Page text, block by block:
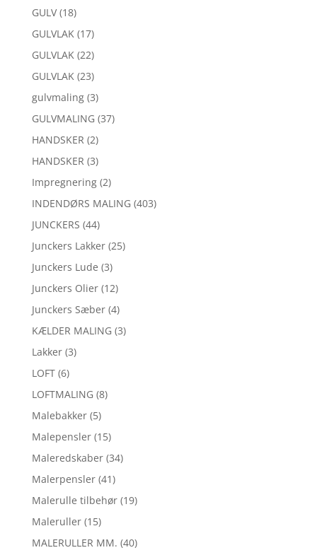
GULV (18)
GULVLAK (17)
GULVLAK (22)
GULVLAK (23)
gulvmaling (3)
GULVMALING (37)
HANDSKER (2)
HANDSKER (3)
Impregnering (2)
INDENDØRS MALING (403)
JUNCKERS (44)
Junckers Lakker (25)
Junckers Lude (3)
Junckers Olier (12)
Junckers Sæber (4)
KÆLDER MALING (3)
Lakker (3)
LOFT (6)
LOFTMALING (8)
Malebakker (5)
Malepensler (15)
Maleredskaber (34)
Malerpensler (41)
Malerulle tilbehør (19)
Maleruller (15)
MALERULLER MM. (40)